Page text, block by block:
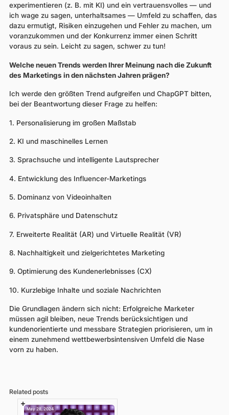
experimentieren (z. B. mit KI) und ein vertrauensvolles — und
ich wage zu sagen, unterhaltsames — Umfeld zu schaffen, das
dazu ermutigt, Risiken einzugehen und Fehler zu machen, um
voranzukommen und der Konkurrenz immer einen Schritt
voraus zu sein. Leicht zu sagen, schwer zu tun!
Welche neuen Trends werden Ihrer Meinung nach die Zukunft
des Marketings in den nächsten Jahren prägen?
Ich werde den größten Trend aufgreifen und ChapGPT bitten,
bei der Beantwortung dieser Frage zu helfen:
1. Personalisierung im großen Maßstab
2. KI und maschinelles Lernen
3. Sprachsuche und intelligente Lautsprecher
4. Entwicklung des Influencer-Marketings
5. Dominanz von Videoinhalten
6. Privatsphäre und Datenschutz
7. Erweiterte Realität (AR) und Virtuelle Realität (VR)
8. Nachhaltigkeit und zielgerichtetes Marketing
9. Optimierung des Kundenerlebnisses (CX)
10. Kurzlebige Inhalte und soziale Nachrichten
Die Grundlagen ändern sich nicht: Erfolgreiche Marketer
müssen agil bleiben, neue Trends berücksichtigen und
kundenorientierte und messbare Strategien priorisieren, um in
einem zunehmend wettbewerbsintensiven Umfeld die Nase
vorn zu haben.
Related posts
May 28, 2024